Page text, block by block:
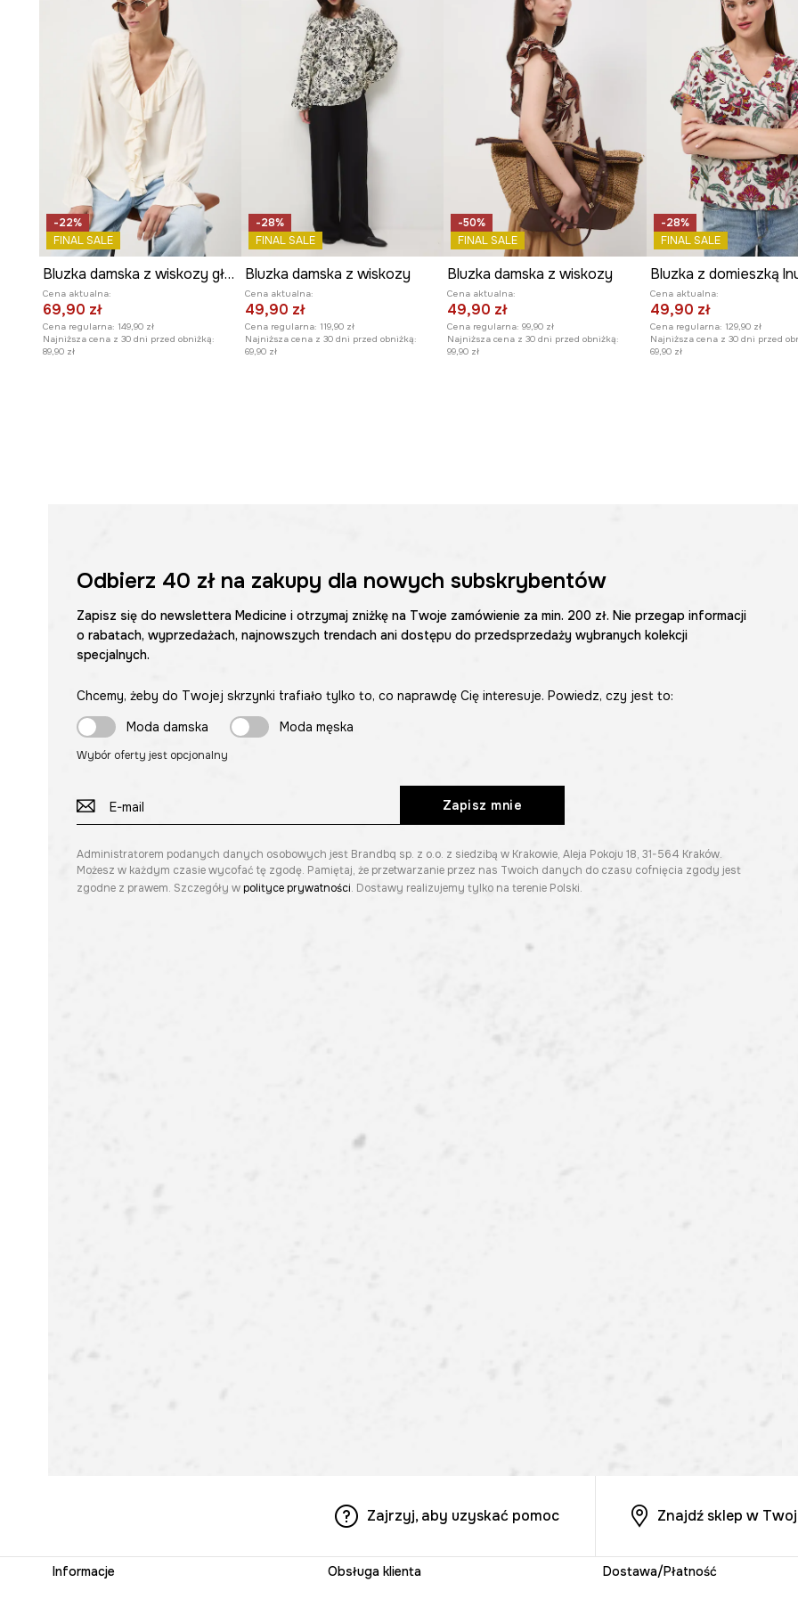
Roślinny wzór dodaje bluzce świeżości i subtelnego, naturalnego uroku.
Ozdobne falbany na rękawach i dole bluzki wprowadzają element lekkości.
-22%
FINAL SALE
Bluzka damska z wiskozy gładka
Cena aktualna:
69,90 zł
Cena regularna: 149,90 zł
Najniższa cena z 30 dni przed obniżką:
89,90 zł
-28%
FINAL SALE
Bluzka damska z wiskozy
Cena aktualna:
49,90 zł
Cena regularna: 119,90 zł
Najniższa cena z 30 dni przed obniżką:
69,90 zł
-50%
FINAL SALE
Bluzka damska z wiskozy
Cena aktualna:
49,90 zł
Cena regularna: 99,90 zł
Najniższa cena z 30 dni przed obniżką:
99,90 zł
-28%
FINAL SALE
Cena aktualna:
49,90 zł
Cena regularna: 129,90 zł
Najniższa cena z 30 dni przed
69,90 zł
Odbierz 40 złna zakupy dla nowych subskrybentów
Zapisz się do newslettera Medicine i otrzymaj zniżkę na Twoje zamówienie za min. 200 zł. Nie przegap informacji
o rabatach, wyprzedażach, najnowszych trendach ani dostępu do przedsprzedaży wybranych kolekcji
specjalnych.
Chcemy, żeby do Twojej skrzynki trafiało tylko to, co naprawdę Cię interesuje. Powiedz, czy jest to:
Moda damska
Moda męska
Wybór oferty jest opcjonalny
Zapisz mnie
Administratorem podanych danych osobowych jest Brandbq sp. z o.o. z siedzibą w Krakowie, Aleja Pokoju 18, 31-564 Kraków.
Możesz w każdym czasie wycofać tę zgodę. Pamiętaj, że przetwarzanie przez nas Twoich danych do czasu cofnięcia zgody jest
zgodne z prawem. Szczegóły w polityce prywatności. Dostawy realizujemy tylko na terenie Polski.
Zajrzyj, aby uzyskać pomoc Znajdź sklep w
Informacje Obsługa klienta Dostawa/Płatność